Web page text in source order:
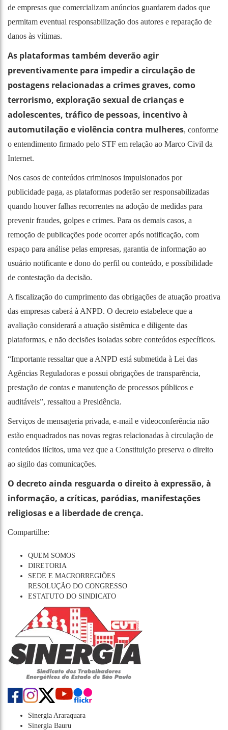
de empresas que comercializam anúncios guardarem dados que
permitam eventual responsabilização dos autores e reparação de
danos às vítimas.
As plataformas também deverão agir
preventivamente para impedir a circulação de
postagens relacionadas a crimes graves, como
terrorismo, exploração sexual de crianças e
adolescentes, tráfico de pessoas, incentivo à
automutilação e violência contra mulheres, conforme
o entendimento firmado pelo STF em relação ao Marco Civil da
Internet.
Nos casos de conteúdos criminosos impulsionados por
publicidade paga, as plataformas poderão ser responsabilizadas
quando houver falhas recorrentes na adoção de medidas para
prevenir fraudes, golpes e crimes. Para os demais casos, a
remoção de publicações pode ocorrer após notificação, com
espaço para análise pelas empresas, garantia de informação ao
usuário notificante e dono do perfil ou conteúdo, e possibilidade
de contestação da decisão.
A fiscalização do cumprimento das obrigações de atuação proativa
das empresas caberá à ANPD. O decreto estabelece que a
avaliação considerará a atuação sistêmica e diligente das
plataformas, e não decisões isoladas sobre conteúdos específicos.
“Importante ressaltar que a ANPD está submetida à Lei das
Agências Reguladoras e possui obrigações de transparência,
prestação de contas e manutenção de processos públicos e
auditáveis”, ressaltou a Presidência.
Serviços de mensageria privada, e-mail e videoconferência não
estão enquadrados nas novas regras relacionadas à circulação de
conteúdos ilícitos, uma vez que a Constituição preserva o direito
ao sigilo das comunicações.
O decreto ainda resguarda o direito à expressão, à
informação, a críticas, paródias, manifestações
religiosas e a liberdade de crença.
Compartilhe:
QUEM SOMOS
DIRETORIA
SEDE E MACRORREGIÕES
RESOLUÇÃO DO CONGRESSO
ESTATUTO DO SINDICATO
Sinergia Araraquara
Sinergia Bauru